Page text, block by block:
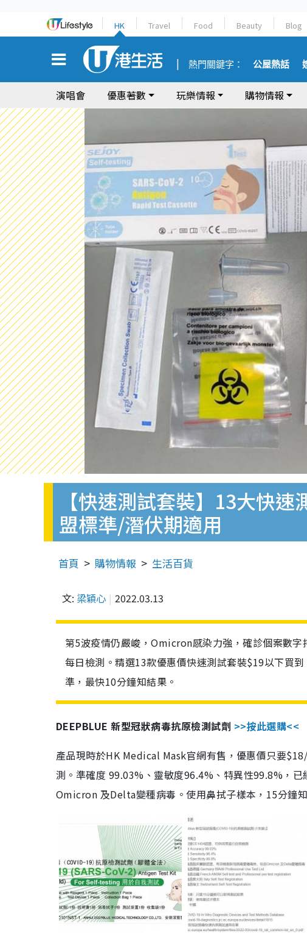
HK Travel Food Beauty Blog
熱門關鍵字： 公屋熱話
演唱會 優惠著數 玩樂情報 購物情報
【快速測試套裝】13大快
盟標準/潛伏期適用
首頁 購物情報 生活百貨
文: 梁穎心 2022.03.13
第5波疫情仍嚴峻，Omicron感染力強，確診個案數
每日檢測。精選13款優惠價快速測試套裝$19以下買
準，最快10分鐘知結果。
DEEPBLUE 新型冠狀病毒抗原檢測試劑 >>按此選購<<
產品現時於HK Medical Mask官網有售，優惠價只要
測。準確度 99.03%、靈敏度96.4%、特異性99.8%，
Omicron 及Delta變種病毒。使用鼻拭子樣本，15分鐘